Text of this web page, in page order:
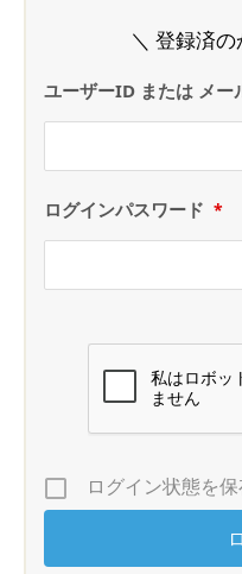
＼ 登録済
ユーザーID または メー
ログインパスワード *
ログイン状態を